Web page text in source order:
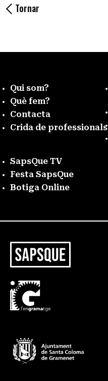
Tornar
Qui som?
Què fem?
Contacta
Crida de professionals
SapsQue TV
Festa SapsQue
Botiga Online